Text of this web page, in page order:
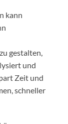
kann
gestalten,
und
Zeit und
schneller